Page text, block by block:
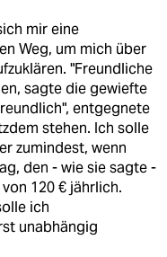
mir eine
Weg, um mich über
"Freundliche
sagte die gewiefte
entgegnete
stehen. Ich solle
zumindest, wenn
den - wie sie sagte -
120 € jährlich.
ich
unabhängig